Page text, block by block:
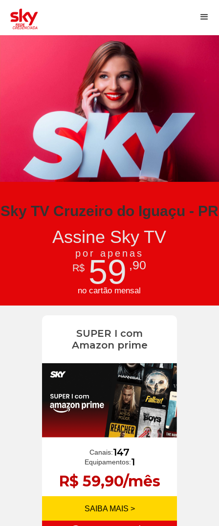
Sky TV Cruzeiro do Iguaçu - PR
Assine Sky TV
por apenas
R$ 59 ,90
no cartão mensal
SUPER I com
Amazon prime
Canais:147
Equipamentos:1
R$ 59,90/mês
SAIBA MAIS >